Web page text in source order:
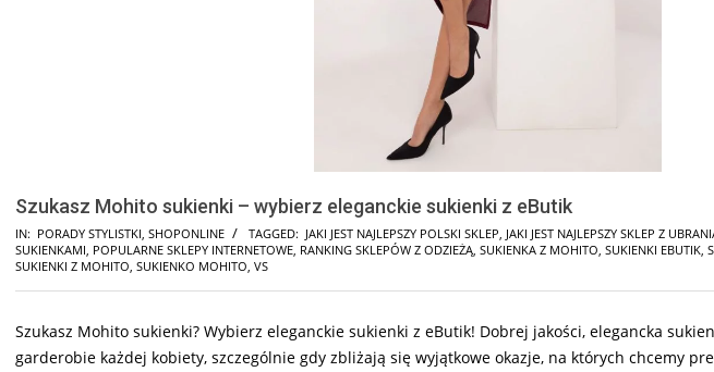
Szukasz Mohito sukienki – wybierz eleganckie sukienki z eButik
IN: PORADY STYLISTKI, SHOPONLINE TAGGED: JAKI JEST NAJLEPSZY POLSKI SKLEP, JAKI JEST NAJLEPSZY SKLEP Z
SUKIENKAMI, POPULARNE SKLEPY INTERNETOWE, RANKING SKLEPÓW Z ODZIEŻĄ, SUKIENKA Z MOHITO, SUKIENKI EBUTIK,
SUKIENKI Z MOHITO, SUKIENKO MOHITO, VS
Szukasz Mohito sukienki? Wybierz eleganckie sukienki z eButik! Dobrej jakości, elegancka
garderobie każdej kobiety, szczególnie gdy zbliżają się wyjątkowe okazje, na których chcemy